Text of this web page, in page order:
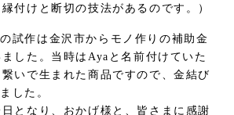
付けと断切の技法があるのです。）
試作は金沢市からモノ作りの補助金
した。当時はAyaと名前付けていた
いで生まれた商品ですので、金結び
した。
となり、おかげ様と、皆さまに感謝